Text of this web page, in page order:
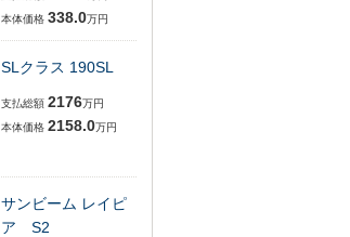
本体価格 338.0万円
SLクラス 190SL
支払総額 2176万円
本体価格 2158.0万円
サンビーム レイピ
ア S2